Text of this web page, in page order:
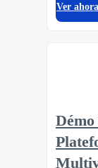
Ver ahora